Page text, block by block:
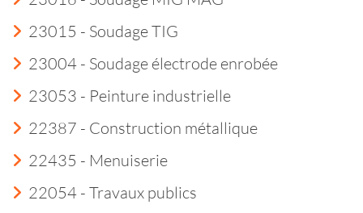
23015 - Soudage TIG
23004 - Soudage électrode enrobée
23053 - Peinture industrielle
22387 - Construction métallique
22435 - Menuiserie
22054 - Travaux publics